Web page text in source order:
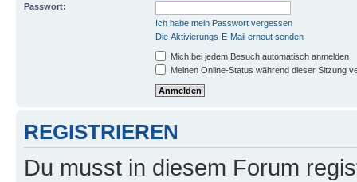
Passwort:
Ich habe mein Passwort vergessen
Die Aktivierungs-E-Mail erneut senden
Mich bei jedem Besuch automatisch anmelden
Meinen Online-Status während dieser Sitzung
REGISTRIEREN
Du musst in diesem Forum